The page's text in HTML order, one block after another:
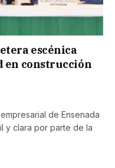
escénica
en construcción
de Ensenada
y clara por parte de la